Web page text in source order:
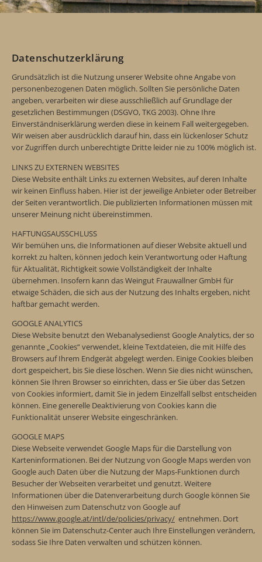
Datenschutzerklärung
Grundsätzlich ist die Nutzung unserer Website ohne Angabe von
personenbezogenen Daten möglich. Sollten Sie persönliche Daten
angeben, verarbeiten wir diese ausschließlich auf Grundlage der
gesetzlichen Bestimmungen (DSGVO, TKG 2003). Ohne Ihre
Einverständniserklärung werden diese in keinem Fall weitergegeben.
Wir weisen aber ausdrücklich darauf hin, dass ein lückenloser Schutz
vor Zugriffen durch unberechtigte Dritte leider nie zu 100% möglich ist.
LINKS ZU EXTERNEN WEBSITES
Diese Website enthält Links zu externen Websites, auf deren Inhalte
wir keinen Einfluss haben. Hier ist der jeweilige Anbieter oder Betreiber
der Seiten verantwortlich. Die publizierten Informationen müssen mit
unserer Meinung nicht übereinstimmen.
HAFTUNGSAUSSCHLUSS
Wir bemühen uns, die Informationen auf dieser Website aktuell und
korrekt zu halten, können jedoch kein Verantwortung oder Haftung
für Aktualität, Richtigkeit sowie Vollständigkeit der Inhalte
übernehmen. Insofern kann das Weingut Frauwallner GmbH für
etwaige Schäden, die sich aus der Nutzung des Inhalts ergeben, nicht
haftbar gemacht werden.
GOOGLE ANALYTICS
Diese Website benutzt den Webanalysedienst Google Analytics, der so
genannte „Cookies“ verwendet, kleine Textdateien, die mit Hilfe des
Browsers auf Ihrem Endgerät abgelegt werden. Einige Cookies bleiben
dort gespeichert, bis Sie diese löschen. Wenn Sie dies nicht wünschen,
können Sie Ihren Browser so einrichten, dass er Sie über das Setzen
von Cookies informiert, damit Sie in jedem Einzelfall selbst entscheiden
können. Eine generelle Deaktivierung von Cookies kann die
Funktionalität unserer Website eingeschränken.
GOOGLE MAPS
Diese Webseite verwendet Google Maps für die Darstellung von
Karteninformationen. Bei der Nutzung von Google Maps werden von
Google auch Daten über die Nutzung der Maps-Funktionen durch
Besucher der Webseiten verarbeitet und genutzt. Weitere
Informationen über die Datenverarbeitung durch Google können Sie
den Hinweisen zum Datenschutz von Google auf
https://www.google.at/intl/de/policies/privacy/ entnehmen. Dort
können Sie im Datenschutz-Center auch Ihre Einstellungen verändern,
sodass Sie Ihre Daten verwalten und schützen können.